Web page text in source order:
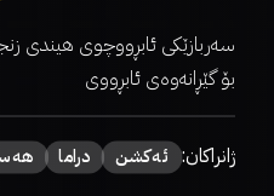
سەربازێکی ئابڕووچوی هیندی
بۆ گێڕانەوەی ئابڕووی
ژانراکان: ئەكشن دراما